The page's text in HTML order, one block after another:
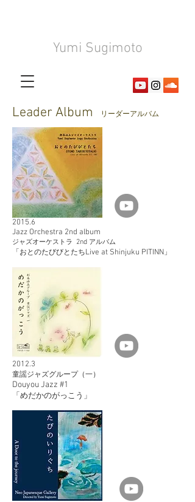
Yumi Sugimoto
Leader Album リーダーアルバム
2015.6
Jazz Orchestra 2nd album
ジャズオーケストラ 2nd アルバム
「おとのたびびとたちLive at Shinjuku PITINN」
2012.3
童謡ジャズグループ（一）
Douyou Jazz #1
「めだかのがっこう」